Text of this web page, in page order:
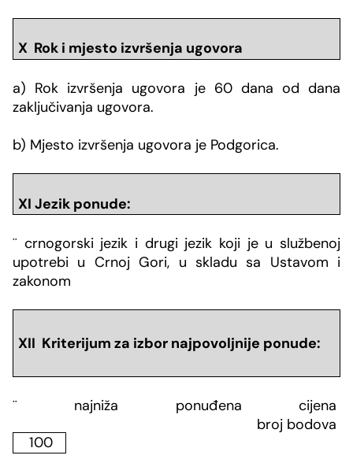
X Rok i mjesto izvršenja ugovora
a) Rok izvršenja ugovora je 60 dana od dana
zaključivanja ugovora.
b) Mjesto izvršenja ugovora je Podgorica.
XI Jezik ponude:
¨ crnogorski jezik i drugi jezik koji je u službenoj
upotrebi u Crnoj Gori, u skladu sa Ustavom i
zakonom
XII Kriterijum za izbor najpovoljnije ponude:
¨ najniža ponuđena cijena
broj bodova
100